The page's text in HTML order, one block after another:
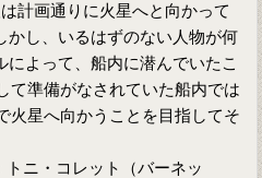
計画通りに火星へと向かって
かし、いるはずのない人物が何
によって、船内に潜んでいたこ
て準備がなされていた船内では
火星へ向かうことを目指してそ
ニ・コレット（バーネッ